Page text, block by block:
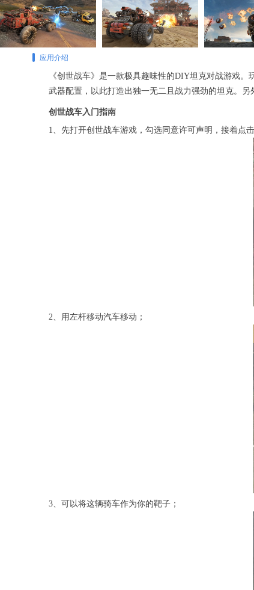
应用介绍
《创世战车》是一款极具趣味性的DIY坦克对战游戏
武器配置，以此打造出独一无二且战力强劲的坦克。
创世战车入门指南
1、先打开创世战车游戏，勾选同意许可声明，接着点击
2、用左杆移动汽车移动；
3、可以将这辆骑车作为你的靶子；